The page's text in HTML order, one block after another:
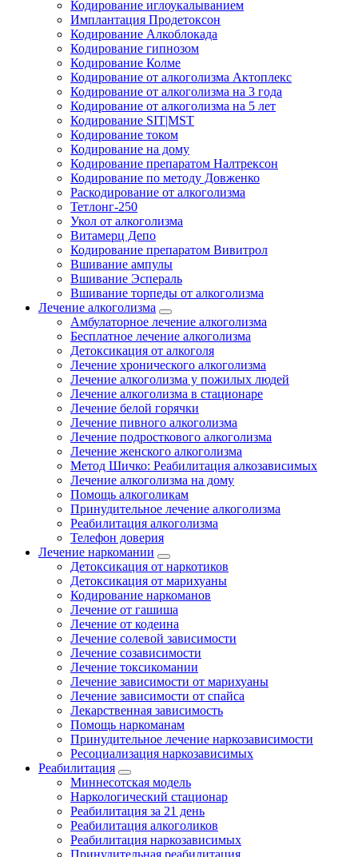
Кодирование иглоукалыванием
Имплантация Продетоксон
Кодирование Алкоблокада
Кодирование гипнозом
Кодирование Колме
Кодирование от алкоголизма Актоплекс
Кодирование от алкоголизма на 3 года
Кодирование от алкоголизма на 5 лет
Кодирование SIT|MST
Кодирование током
Кодирование на дому
Кодирование препаратом Налтрексон
Кодирование по методу Довженко
Раскодирование от алкоголизма
Тетлонг-250
Укол от алкоголизма
Витамерц Депо
Кодирование препаратом Вивитрол
Вшивание ампулы
Вшивание Эспераль
Вшивание торпеды от алкоголизма
Лечение алкоголизма
Амбулаторное лечение алкоголизма
Бесплатное лечение алкоголизма
Детоксикация от алкоголя
Лечение хронического алкоголизма
Лечение алкоголизма у пожилых людей
Лечение алкоголизма в стационаре
Лечение белой горячки
Лечение пивного алкоголизма
Лечение подросткового алкоголизма
Лечение женского алкоголизма
Метод Шичко: Реабилитация алкозависимых
Лечение алкоголизма на дому
Помощь алкоголикам
Принудительное лечение алкоголизма
Реабилитация алкоголизма
Телефон доверия
Лечение наркомании
Детоксикация от наркотиков
Детоксикация от марихуаны
Кодирование наркоманов
Лечение от гашиша
Лечение от кодеина
Лечение солевой зависимости
Лечение созависимости
Лечение токсикомании
Лечение зависимости от марихуаны
Лечение зависимости от спайса
Лекарственная зависимость
Помощь наркоманам
Принудительное лечение наркозависимости
Ресоциализация наркозависимых
Реабилитация
Миннесотская модель
Наркологический стационар
Реабилитация за 21 день
Реабилитация алкоголиков
Реабилитация наркозависимых
Принудительная реабилитация